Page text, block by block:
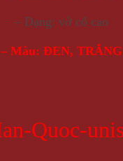
– Dạng: vớ cổ cao
– Màu: ĐEN, TRẮNG